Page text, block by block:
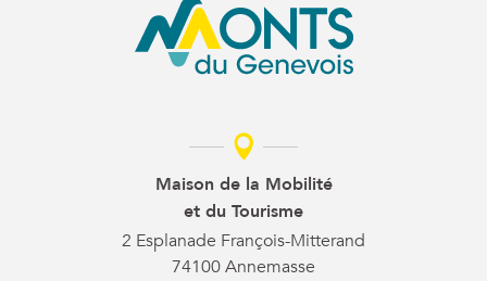
Maison de la Mobilité
et du Tourisme
2 Esplanade François-Mitterand
74100 Annemasse